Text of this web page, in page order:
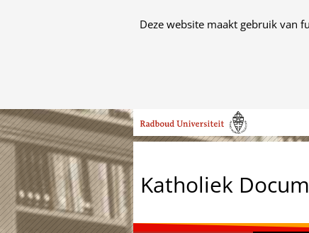
Cookies
Deze website maakt gebruik van
gebruik
van
op
deze
worden
Ga
naar
de
inhoud
Katholiek